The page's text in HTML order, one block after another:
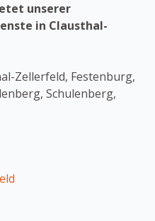
unserer
in Clausthal-
Zellerfeld, Festenburg,
Schulenberg,